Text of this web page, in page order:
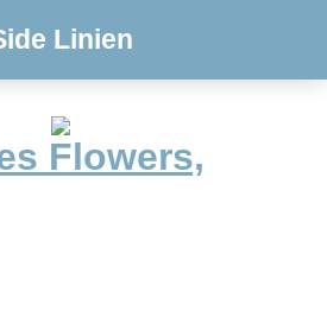
Linien
Flowers,